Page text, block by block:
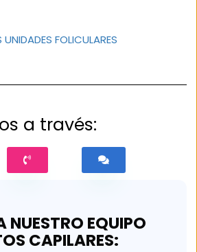
FOLICULARES
a través:
NUESTRO EQUIPO
CAPILARES: